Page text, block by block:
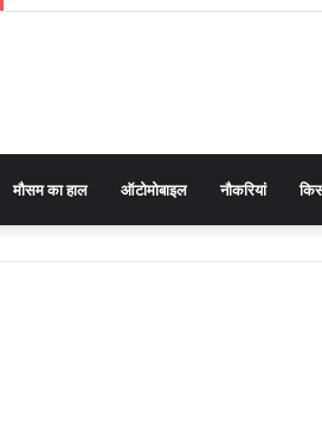
मौसम का हाल ऑटोमोबाइल नौकरियां